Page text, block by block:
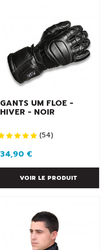
GANTS UM FLOE -
HIVER - NOIR
(54)
34,90 €
VOIR LE PRODUIT